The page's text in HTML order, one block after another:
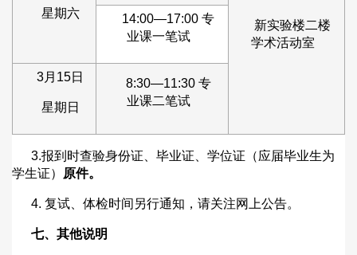
星期六
新实验楼二楼
学术活动室
14:00—17:00 专
业课一笔试
3月15日
星期日
8:30—11:30 专
业课二笔试
3.报到时查验身份证、毕业证、学位证（应届毕业生为
学生证）
原件。
4. 复试、体检时间另行通知，请关注网上公告。
七、其他说明